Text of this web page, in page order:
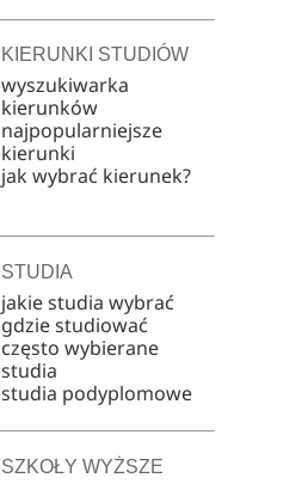
KIERUNKI STUDIÓW
wyszukiwarka
kierunków
najpopularniejsze
kierunki
jak wybrać kierunek?
STUDIA
jakie studia wybrać
gdzie studiować
często wybierane
studia
studia podyplomowe
SZKOŁY WYŻSZE